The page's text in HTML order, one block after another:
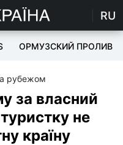
RU
ОРМУЗСКИЙ ПРОЛИВ
рубежом
за власний
не
країну